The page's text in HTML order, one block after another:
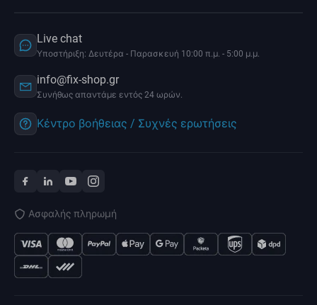
Live chat
Υποστήριξη: Δευτέρα - Παρασκευή 10:00 π.μ. - 5:00 μ.μ.
info@fix-shop.gr
Συνήθως απαντάμε εντός 24 ωρών.
Κέντρο βοήθειας / Συχνές ερωτήσεις
Ασφαλής πληρωμή